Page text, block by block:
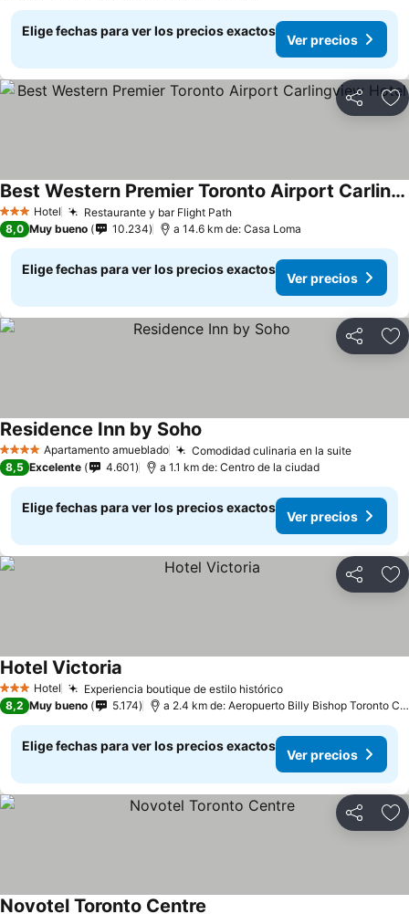
Elige fechas para ver los precios exactos
Ver precios
Compartir
3 Estrellas
Hotel Restaurante y bar Flight Path
Best Western Premier Toronto Airport Carlingview Hotel
8,0 Muy bueno 10.234 a 14.6 km de: Casa Loma
Elige fechas para ver los precios exactos
Ver precios
Compartir
4 EstrellasApartamento amueblado Comodidad culinaria en la suite
Residence Inn by Soho
8,5 Excelente 4.601 a 1.1 km de: Centro de la ciudad
Elige fechas para ver los precios exactos
Ver precios
Compartir
3 Estrellas
Hotel Experiencia boutique de estilo histórico
Hotel Victoria
8,2 Muy bueno 5.174 a 2.4 km de: Aeropuerto Billy Bishop Toronto City
Elige fechas para ver los precios exactos
Ver precios
Compartir
Novotel Toronto Centre